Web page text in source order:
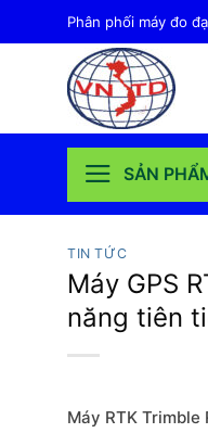
qua
Phân phối máy đo
SẢN
TIN TỨC
Máy GPS
năng tiên
Máy RTK